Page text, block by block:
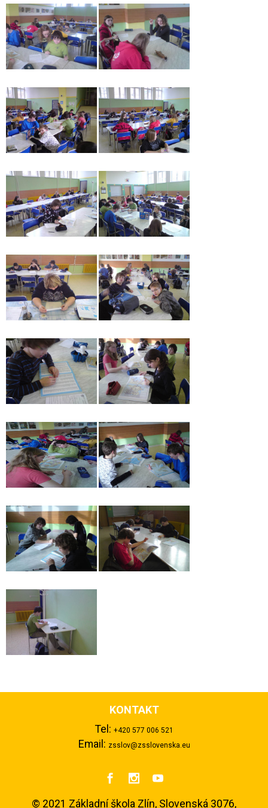
KONTAKT
Tel: +420 577 006 521
Email: zsslov@zsslovenska.eu
  
© 2021 Základní škola Zlín, Slovenská 3076,